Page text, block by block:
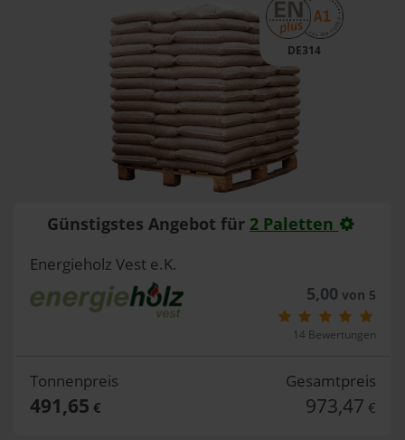
DE314
Günstigstes Angebot für 2 Paletten
Energieholz Vest e.K.
5,00 von 5
14 Bewertungen
Tonnenpreis
491,65 €
Gesamtpreis
973,47 €